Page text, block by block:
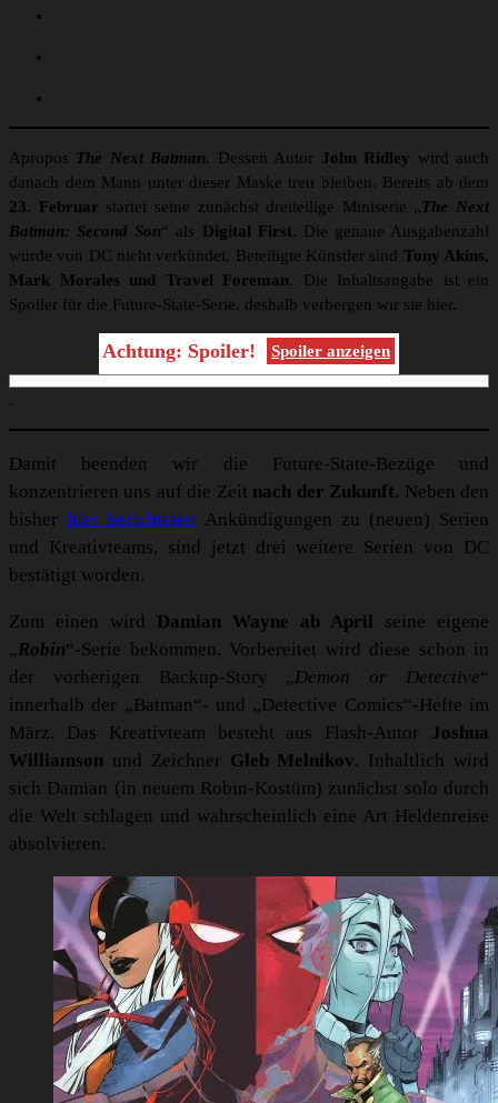
Apropos The Next Batman. Dessen Autor John Ridley wird auch
danach dem Mann unter dieser Maske treu bleiben. Bereits ab dem
23. Februar startet seine zunächst dreiteilige Miniserie „The Next
Batman: Second Son“ als Digital First. Die genaue Ausgabenzahl
wurde von DC nicht verkündet. Beteiligte Künstler sind Tony Akins,
Mark Morales und Travel Foreman. Die Inhaltsangabe ist ein
Spoiler für die Future-State-Serie, deshalb verbergen wir sie hier.
Achtung: Spoiler! Spoiler anzeigen
.
Damit beenden wir die Future-State-Bezüge und
konzentrieren uns auf die Zeit nach der Zukunft. Neben den
bisherhier berichteten Ankündigungen zu (neuen) Serien
und Kreativteams, sind jetzt drei weitere Serien von DC
bestätigt worden.
Zum einen wird Damian Wayne ab April seine eigene
„Robin“-Serie bekommen. Vorbereitet wird diese schon in
der vorherigen Backup-Story „Demon or Detective“
innerhalb der „Batman“- und „Detective Comics“-Hefte im
März. Das Kreativteam besteht aus Flash-Autor Joshua
Williamson und Zeichner Gleb Melnikov. Inhaltlich wird
sich Damian (in neuem Robin-Kostüm) zunächst solo durch
die Welt schlagen und wahrscheinlich eine Art Heldenreise
absolvieren.